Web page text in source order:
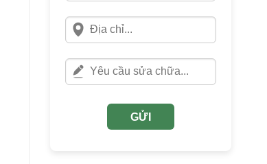
GỬI